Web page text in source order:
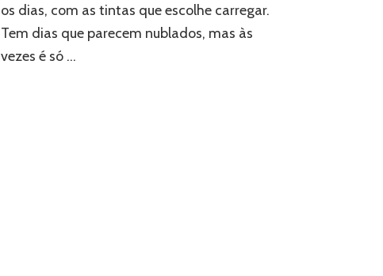
os dias, com as tintas que escolhe carregar.
Tem dias que parecem nublados, mas às
vezes é só …